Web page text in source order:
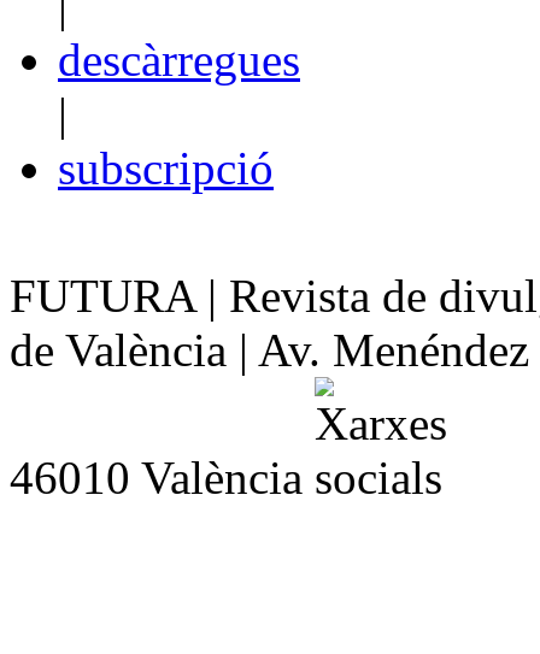
descàrregues
|
subscripció
FUTURA | Revista de
de València | Av.
46010 València